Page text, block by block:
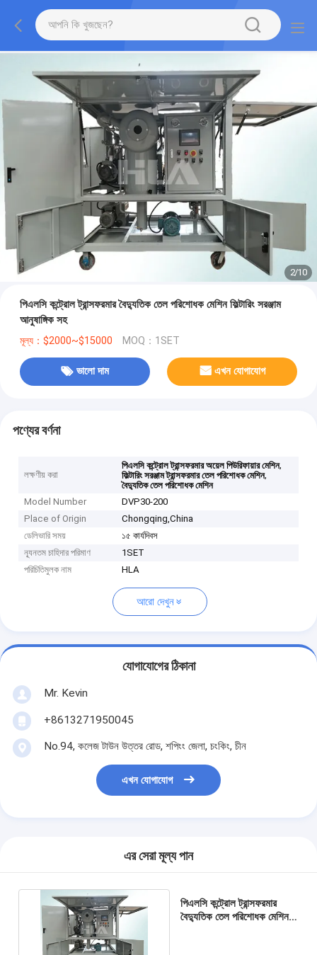
2/10
পিএলসি কন্ট্রোল ট্রান্সফরমার বৈদ্যুতিক তেল পরিশোধক মেশিন ফিল্টারিং সরঞ্জাম
আনুষাঙ্গিক সহ
মূল্য：$2000~$15000 MOQ：1SET
ভালো দাম এখন যোগাযোগ
পণ্যের বর্ণনা
লক্ষণীয় করা
পিএলসি কন্ট্রোল ট্রান্সফরমার অয়েল পিউরিফায়ার মেশিন,
ফিল্টারিং সরঞ্জাম ট্রান্সফরমার তেল পরিশোধক মেশিন,
বৈদ্যুতিক তেল পরিশোধক মেশিন
Model Number
DVP30-200
Place of Origin
Chongqing,China
ডেলিভারি সময়
১৫ কার্যদিবস
ন্যূনতম চাহিদার পরিমাণ
1SET
পরিচিতিমুলক নাম
HLA
আরো দেখুন
যোগাযোগের ঠিকানা
Mr. Kevin
+8613271950045
No.94, কলেজ টাউন উত্তর রোড, শপিংং জেলা, চংকিং, চীন
এখন যোগাযোগ
এর সেরা মূল্য পান
পিএলসি কন্ট্রোল ট্রান্সফরমার
বৈদ্যুতিক তেল পরিশোধক মেশিন